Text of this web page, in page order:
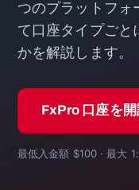
つのプラットフォ
て口座タイプごと
かを解説します。
FxPro 口座を
最低入金額 $100 · 最大